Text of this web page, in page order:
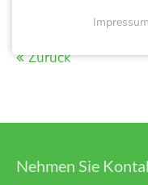
Zurück
Nehmen Sie
Impressum